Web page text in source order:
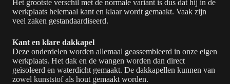
Het grootste verschil met de normale variant is dus dat hij in de
werkplaats helemaal kant en klaar wordt gemaakt. Vaak zijn
veel zaken gestandaardiseerd.
Kant en klare dakkapel
Deze onderdelen worden allemaal geassembleerd in onze eigen
werkplaats. Het dak en de wangen worden dan direct
geïsoleerd en waterdicht gemaakt. De dakkapellen kunnen van
zowel kunststof als hout gemaakt worden.